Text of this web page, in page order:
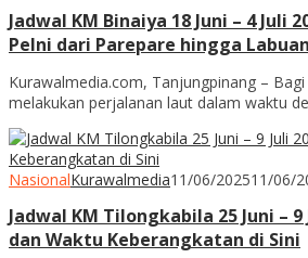
Jadwal KM Binaiya 18 Juni – 4 Juli
Pelni dari Parepare hingga
Kurawalmedia.com, Tanjungpinang –
melakukan perjalanan laut dalam waktu
NasionalKurawalmedia11/06/202511/06/
Jadwal KM Tilongkabila 25 Juni – 9
dan Waktu Keberangkatan di Sini